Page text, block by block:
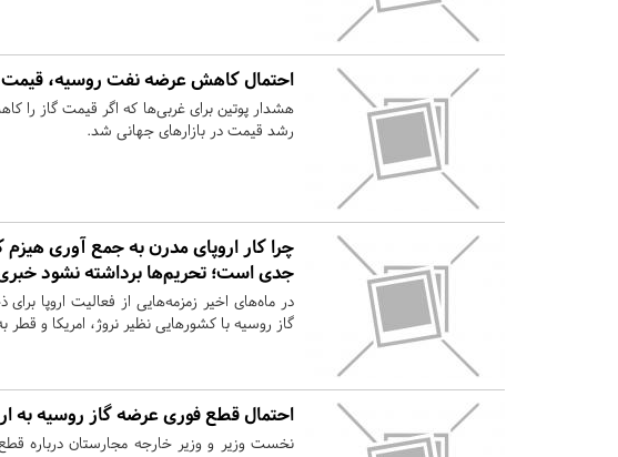
احتمال کاهش عرضه نفت روسیه، قیمت
هشدار پوتین برای غربی‌ها که اگر قیمت گاز را
رشد قیمت در بازارهای جهانی شد.
چرا کار اروپای مدرن به جمع آوری
جدی است؛ تحریم‌ها برداشته نشود
در ماه‌های اخیر زمزمه‌هایی از فعالیت اروپا
گاز روسیه با کشورهایی نظیر نروژ، امریکا و
احتمال قطع فوری عرضه گاز روسیه به
نخست وزیر و وزیر خارجه مجارستان درباره